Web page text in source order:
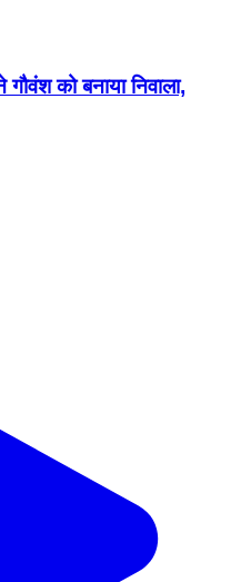
को बनाया निवाला,